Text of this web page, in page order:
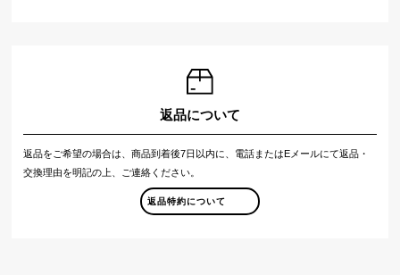
返品について
返品をご希望の場合は、商品到着後7日以内に、電話またはEメールにて返品・
交換理由を明記の上、ご連絡ください。
返品特約について